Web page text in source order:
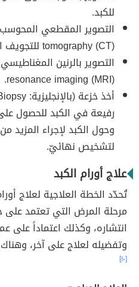
للكبد.
tomography (CT) للتجويف البطني.
resonance imaging (MRI).
رفيعة في الكبد للحصول
وحول الكبد لإجراء المزيد
لتشخيص نهائيّ.
علاج أورام الكبد
تُحدّد الخطة العلاجية لعلاج
مرحلة المرض التي تعتمد
انتشاره، وكذلك اعتماداً على
وتفضيله لعلاج على آخر،
[١٠]